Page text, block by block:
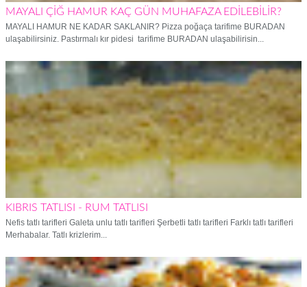
MAYALI ÇİĞ HAMUR KAÇ GÜN MUHAFAZA EDİLEBİLİR?
MAYALI HAMUR NE KADAR SAKLANIR? Pizza poğaça tarifime BURADAN
ulaşabilirsiniz. Pastırmalı kır pidesi tarifime BURADAN ulaşabilirisin...
KIBRIS TATLISI - RUM TATLISI
Nefis tatlı tarifleri Galeta unlu tatlı tarifleri Şerbetli tatlı tarifleri Farklı tatlı tarifleri
Merhabalar. Tatlı krizlerim...